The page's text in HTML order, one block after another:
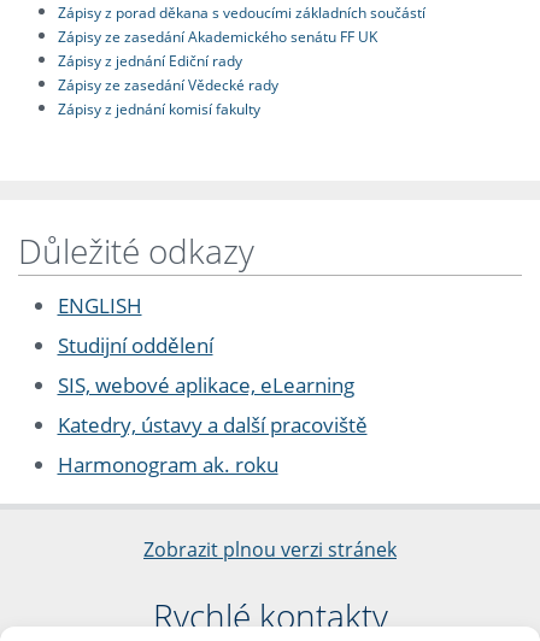
Zápisy z porad děkana s vedoucími základních součástí
Zápisy ze zasedání Akademického senátu FF UK
Zápisy z jednání Ediční rady
Zápisy ze zasedání Vědecké rady
Zápisy z jednání komisí fakulty
Důležité odkazy
ENGLISH
Studijní oddělení
SIS, webové aplikace, eLearning
Katedry, ústavy a další pracoviště
Harmonogram ak. roku
Zobrazit plnou verzi stránek
Rychlé kontakty